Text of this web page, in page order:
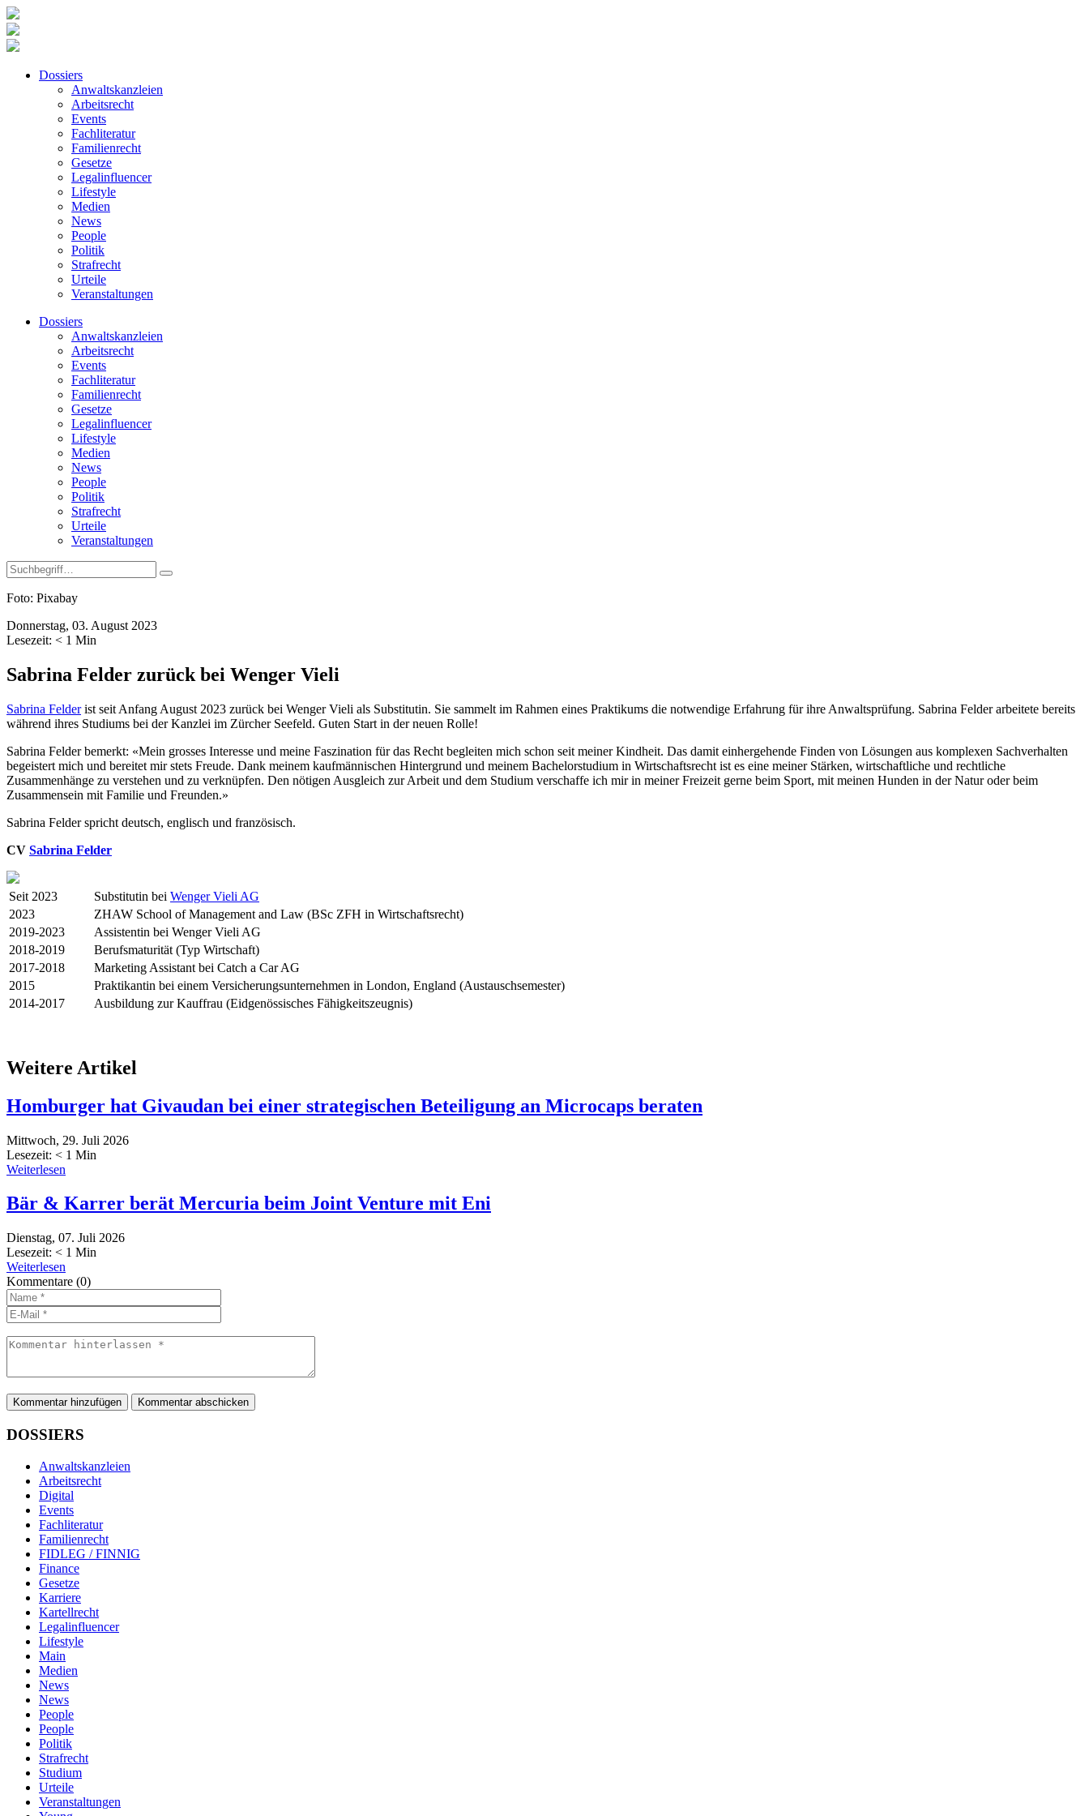
Dossiers
Anwaltskanzleien
Arbeitsrecht
Events
Fachliteratur
Familienrecht
Gesetze
Legalinfluencer
Lifestyle
Medien
News
People
Politik
Strafrecht
Urteile
Veranstaltungen
Dossiers
Anwaltskanzleien
Arbeitsrecht
Events
Fachliteratur
Familienrecht
Gesetze
Legalinfluencer
Lifestyle
Medien
News
People
Politik
Strafrecht
Urteile
Veranstaltungen
Foto: Pixabay
Donnerstag, 03. August 2023
Lesezeit: < 1 Min
Sabrina Felder zurück bei Wenger Vieli
Sabrina Felderist seit Anfang August 2023 zurück bei Wenger Vieli als Substitutin. Sie sammelt im Rahmen eines Praktikums die notwendige Erfahrung für ihre Anwaltsprüfung. Sabrina Felder arbeitete bereits
während ihres Studiums bei der Kanzlei im Zürcher Seefeld. Guten Start in der neuen Rolle!
Sabrina Felder bemerkt: «Mein grosses Interesse und meine Faszination für das Recht begleiten mich schon seit meiner Kindheit. Das damit einhergehende Finden von Lösungen aus komplexen Sachverhalten
begeistert mich und bereitet mir stets Freude. Dank meinem kaufmännischen Hintergrund und meinem Bachelorstudium in Wirtschaftsrecht ist es eine meiner Stärken, wirtschaftliche und rechtliche
Zusammenhänge zu verstehen und zu verknüpfen. Den nötigen Ausgleich zur Arbeit und dem Studium verschaffe ich mir in meiner Freizeit gerne beim Sport, mit meinen Hunden in der Natur oder beim
Zusammensein mit Familie und Freunden.»
Sabrina Felder spricht deutsch, englisch und französisch.
CV Sabrina Felder
Seit 2023 Substitutin bei Wenger Vieli AG
2023
ZHAW School of Management and Law (BSc ZFH in Wirtschaftsrecht)
2019-2023
Assistentin bei Wenger Vieli AG
2018-2019
Berufsmaturität (Typ Wirtschaft)
2017-2018
Marketing Assistant bei Catch a Car AG
2015
Praktikantin bei einem Versicherungsunternehmen in London, England (Austauschsemester)
2014-2017
Ausbildung zur Kauffrau (Eidgenössisches Fähigkeitszeugnis)
Weitere Artikel
Homburger hat Givaudan bei einer strategischen Beteiligung an Microcaps beraten
Mittwoch, 29. Juli 2026
Lesezeit: < 1 Min
Weiterlesen
Bär & Karrer berät Mercuria beim Joint Venture mit Eni
Dienstag, 07. Juli 2026
Lesezeit: < 1 Min
Weiterlesen
Kommentare (0)
Kommentar hinzufügen
DOSSIERS
Anwaltskanzleien
Arbeitsrecht
Digital
Events
Fachliteratur
Familienrecht
FIDLEG / FINNIG
Finance
Gesetze
Karriere
Kartellrecht
Legalinfluencer
Lifestyle
Main
Medien
News
News
People
People
Politik
Strafrecht
Studium
Urteile
Veranstaltungen